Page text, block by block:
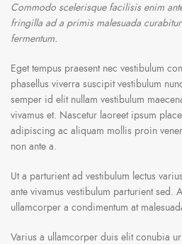
Commodo scelerisque facilisis enim
fringilla ad a primis malesuada
fermentum.
Eget tempus praesent nec vestibulum
phasellus viverra suscipit vestibulum
semper id elit nullam vestibulum
vivamus et. Nascetur laoreet ipsum
adipiscing ac aliquam mollis proin
non ante a.
Ut a parturient ad vestibulum lectus
ante vivamus vestibulum parturient sed.
ullamcorper a condimentum at
Varius a ullamcorper duis elit conubia